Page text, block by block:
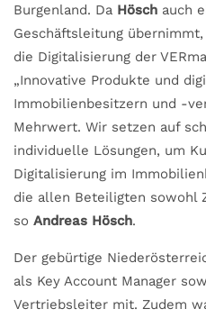
Burgenland. Da Hösch auch
Geschäftsleitung
die Digitalisierung der
„Innovative Produkte und
Immobilienbesitzern und -
Mehrwert. Wir setzen auf
individuelle Lösungen, um
Digitalisierung im
die allen Beteiligten sowohl
so Andreas Hösch.
Der gebürtige
als Key Account Manager
Vertriebsleiter mit. Zudem